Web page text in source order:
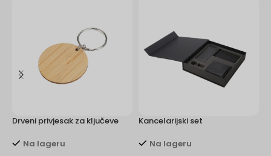
Drveni privjesak za ključeve
Na lageru
Kancelarijski set
Na lageru